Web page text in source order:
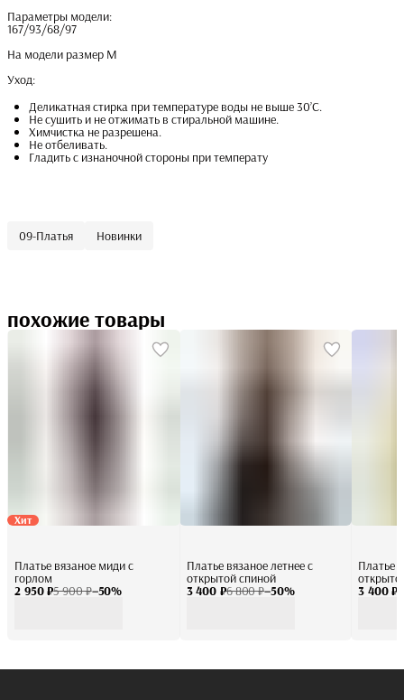
Параметры модели:
167/93/68/97
На модели размер M
Уход:
Деликатная стирка при температуре воды не выше 30’С.
Не сушить и не отжимать в стиральной машине.
Химчистка не разрешена.
Не отбеливать.
Гладить с изнаночной стороны при температу
09-Платья Новинки
похожие товары
Хит
2 950 ₽5 900 ₽−50%
Платье вязаное миди с
горлом
3 400 ₽6 800 ₽−50%
Платье вязаное летнее с
открытой спиной
3 400 ₽
Платье